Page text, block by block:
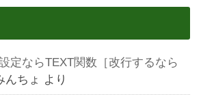
定ならTEXT関数［改行するなら
んちょ より